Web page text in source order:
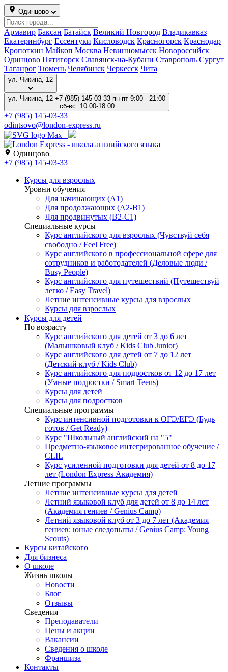
Одинцово
Армавир Баксан Батайск Великий Новгород Владикавказ
Екатеринбург Ессентуки Кисловодск Красногорск Краснодар
Кропоткин Майкоп Москва Невинномысск Новороссийск
Одинцово Пятигорск Славянск-на-Кубани Ставрополь Сургут
Таганрог Тюмень Челябинск Черкесск Чита
ул. Чикина, 12
ул. Чикина, 12 +7 (985) 145-03-33 пн-пт 9:00 - 21:00
сб-вс: 10:00-18:00
+7 (985) 145-03-33
odintsovo@london-express.ru
Одинцово
+7 (985) 145-03-33
Курсы для взрослых
Уровни обучения
Для начинающих (A1)
Для продолжающих (A2-B1)
Для продвинутых (B2-C1)
Специальные курсы
Курс английского для взрослых (Чувствуй себя
свободно / Feel Free)
Курс английского в профессиональной сфере для
сотрудников и работодателей (Деловые люди /
Busy People)
Курс английского для путешествий (Путешествуй
легко / Easy Travel)
Летние интенсивные курсы для взрослых
Курсы для взрослых
Курсы для детей
По возрасту
Курс английского для детей от 3 до 6 лет
(Малышковый клуб / Kids Club Junior)
Курс английского для детей от 7 до 12 лет
(Детский клуб / Kids Club)
Курс английского для подростков от 12 до 17 лет
(Умные подростки / Smart Teens)
Курсы для детей
Курсы для подростков
Специальные программы
Курс интенсивной подготовки к ОГЭ/ЕГЭ (Будь
готов / Get Ready)
Курс "Школьный английский на "5"
Предметно-языковое интегрированное обучение /
CLIL
Курс усиленной подготовки для детей от 8 до 17
лет (London Express Академия)
Летние программы
Летние интенсивные курсы для детей
Летний языковой клуб для детей от 8 до 14 лет
(Академия гениев / Genius Camp)
Летний языковой клуб от 3 до 7 лет (Академия
гениев: юные следопыты / Genius Camp: Young
Scouts)
Курсы китайского
Для бизнеса
О школе
Жизнь школы
Новости
Блог
Отзывы
Сведения
Преподаватели
Цены и акции
Вакансии
Сведения о школе
Франшиза
Контакты